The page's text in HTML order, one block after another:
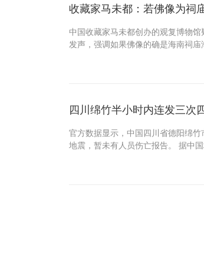
收藏家马未都：若佛像为祠
中国收藏家马未都创办的观复博物
发声，强调如果佛像的确是海南祠
四川绵竹半小时内连发三次
官方数据显示，中国四川省德阳绵
地震，暂未有人员伤亡报告。 据中